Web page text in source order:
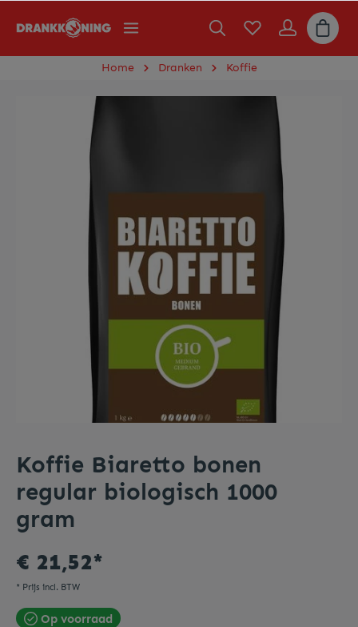
Home Dranken Koffie
Koffie Biaretto bonen
regular biologisch 1000
gram
€ 21,52*
* Prijs incl. BTW
Op voorraad